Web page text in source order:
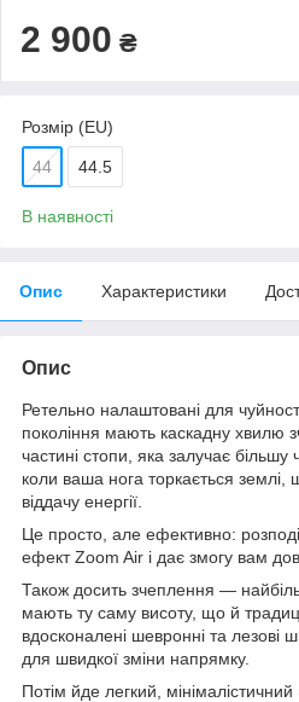
2 900 ₴
Розмір (EU)
44 44.5
В наявності
Опис Характеристики
Опис
Ретельно налаштовані для
покоління мають каскадну хвилю
частині стопи, яка залучає більшу
коли ваша нога торкається
віддачу енергії.
Це просто, але ефективно:
ефект Zoom Air і дає змогу вам
Також досить зчеплення —
мають ту саму висоту, що й
вдосконалені шевронні та
для швидкої зміни напрямку.
Потім йде легкий,